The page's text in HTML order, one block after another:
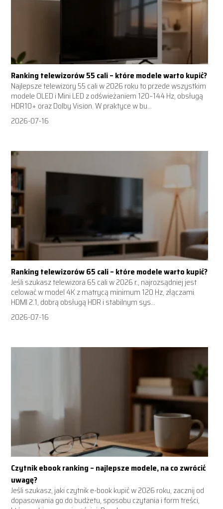
Ranking telewizorów 55 cali – które modele warto kupić?
Najlepsze telewizory 55 cali w 2026 roku to przede wszystkim
modele OLED i Mini LED z odświeżaniem 120–144 Hz, obsługą
HDR10+ oraz Dolby Vision. W praktyce w bu...
2026-07-16
Ranking telewizorów 65 cali – które modele warto kupić?
Jeśli szukasz telewizora 65 cali w 2026 r., najrozsądniej jest
celować w model 4K z matrycą minimum 120 Hz, złączami
HDMI 2.1, dobrą obsługą HDR i stabilnym sys...
2026-07-16
Czytnik ebook ranking – najlepsze modele, na co zwrócić
uwagę?
Jeśli szukasz, jaki czytnik e-book kupić w 2026 roku, zacznij od
dopasowania go do budżetu, sposobu czytania i form treści,